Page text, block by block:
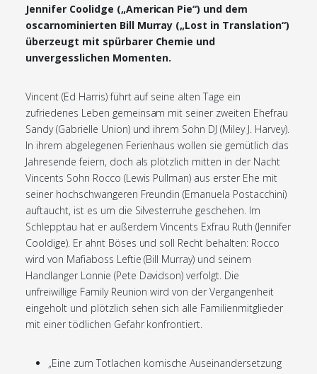
Jennifer Coolidge („American Pie“) und dem
oscarnominierten Bill Murray („Lost in Translation“)
überzeugt mit spürbarer Chemie und
unvergesslichen Momenten.
Vincent (Ed Harris) führt auf seine alten Tage ein
zufriedenes Leben gemeinsam mit seiner zweiten Ehefrau
Sandy (Gabrielle Union) und ihrem Sohn DJ (Miley J. Harvey).
In ihrem abgelegenen Ferienhaus wollen sie gemütlich das
Jahresende feiern, doch als plötzlich mitten in der Nacht
Vincents Sohn Rocco (Lewis Pullman) aus erster Ehe mit
seiner hochschwangeren Freundin (Emanuela Postacchini)
auftaucht, ist es um die Silvesterruhe geschehen. Im
Schlepptau hat er außerdem Vincents Exfrau Ruth (Jennifer
Cooldige). Er ahnt Böses und soll Recht behalten: Rocco
wird von Mafiaboss Leftie (Bill Murray) und seinem
Handlanger Lonnie (Pete Davidson) verfolgt. Die
unfreiwillige Family Reunion wird von der Vergangenheit
eingeholt und plötzlich sehen sich alle Familienmitglieder
mit einer tödlichen Gefahr konfrontiert.
„Eine zum Totlachen komische Auseinandersetzung